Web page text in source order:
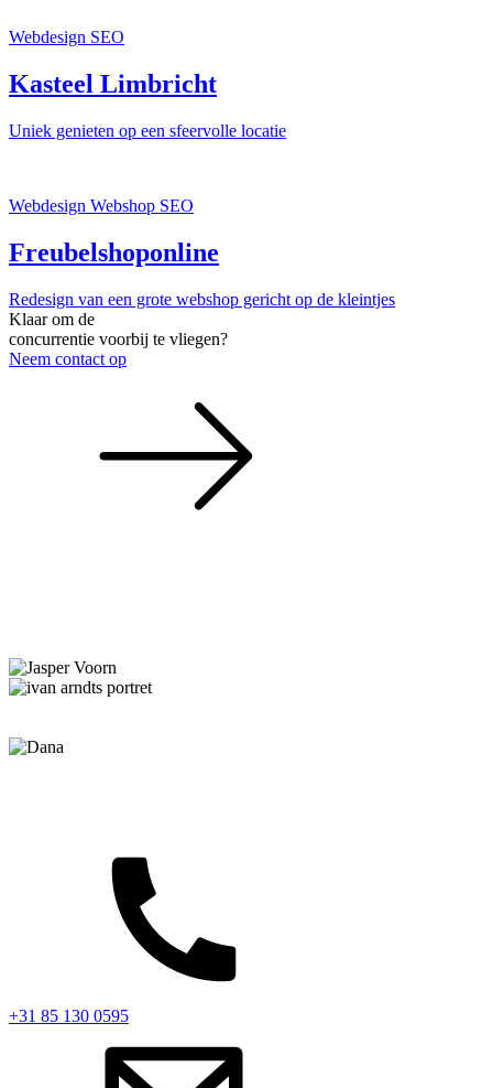
Webdesign SEO
Kasteel Limbricht
Uniek genieten op een sfeervolle locatie
Webdesign Webshop SEO
Freubelshoponline
Redesign van een grote webshop gericht op de kleintjes
Klaar om de
concurrentie voorbij te vliegen?
Neem contact op
+31 85 130 0595